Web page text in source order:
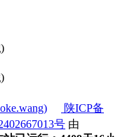
陕ICP备
号 由